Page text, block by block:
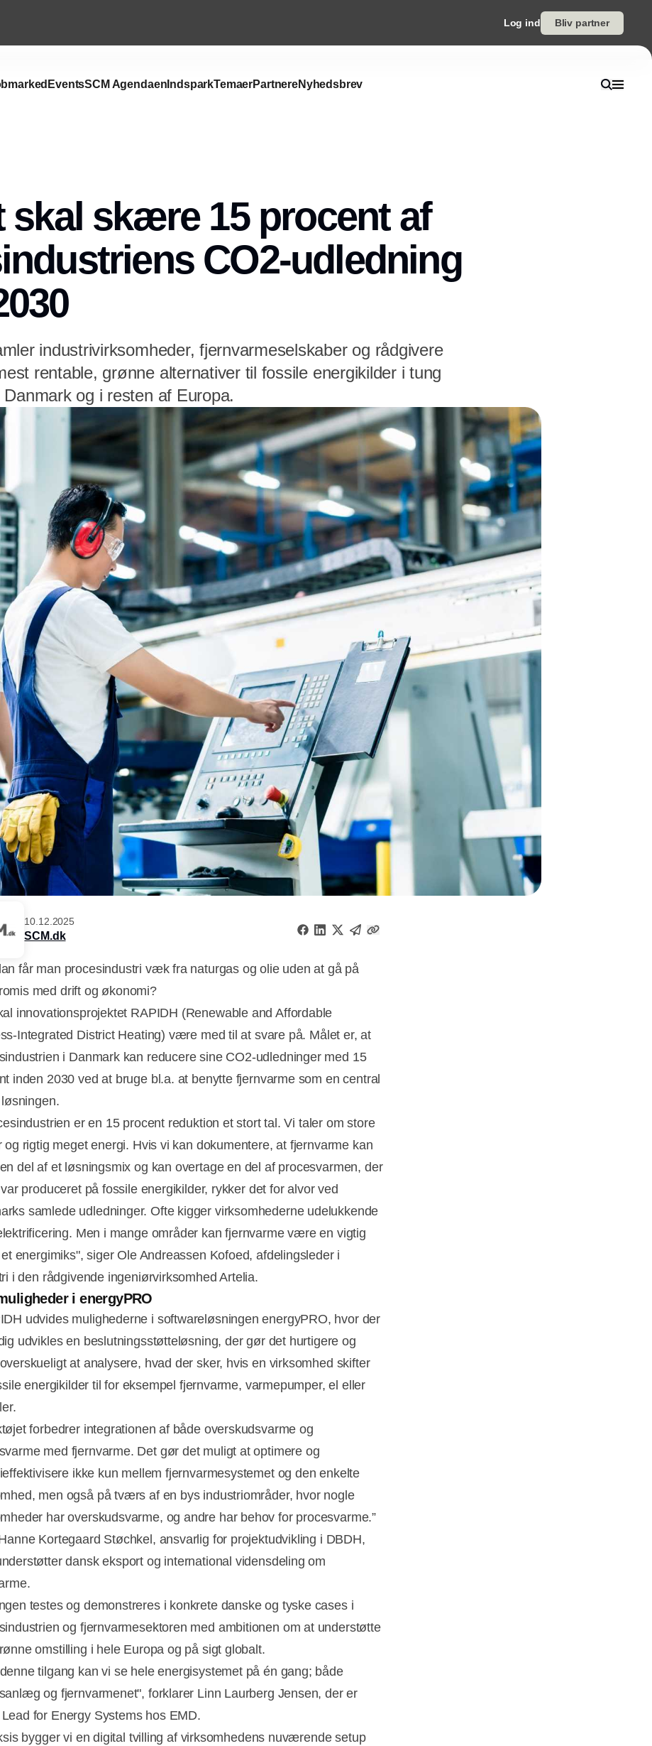
Log ind Bliv partner
EventsSCM Agendaen IndsparkTemaerPartnereNyhedsbrev
skal skære 15 procent af
CO2-udledning
industrivirksomheder, fjernvarmeselskaber og rådgivere
rentable, grønne alternativer til fossile energikilder i tung
og i resten af Europa.
10.12.2025
SCM.dk
får man procesindustri væk fra naturgas og olie uden at gå på
med drift og økonomi?
innovationsprojektet RAPIDH (Renewable and Affordable
Integrated District Heating) være med til at svare på. Målet er, at
i Danmark kan reducere sine CO2-udledninger med 15
inden 2030 ved at bruge bl.a. at benytte fjernvarme som en central
er en 15 procent reduktion et stort tal. Vi taler om store
og rigtig meget energi. Hvis vi kan dokumentere, at fjernvarme kan
del af et løsningsmix og kan overtage en del af procesvarmen, der
produceret på fossile energikilder, rykker det for alvor ved
samlede udledninger. Ofte kigger virksomhederne udelukkende
Men i mange områder kan fjernvarme være en vigtig
energimiks", siger Ole Andreassen Kofoed, afdelingsleder i
i den rådgivende ingeniørvirksomhed Artelia.
i energyPRO
udvides mulighederne i softwareløsningen energyPRO, hvor der
udvikles en beslutningsstøtteløsning, der gør det hurtigere og
at analysere, hvad der sker, hvis en virksomhed skifter
energikilder til for eksempel fjernvarme, varmepumper, el eller
forbedrer integrationen af både overskudsvarme og
med fjernvarme. Det gør det muligt at optimere og
ikke kun mellem fjernvarmesystemet og den enkelte
men også på tværs af en bys industriområder, hvor nogle
har overskudsvarme, og andre har behov for procesvarme.”
Kortegaard Støchkel, ansvarlig for projektudvikling i DBDH,
dansk eksport og international vidensdeling om
testes og demonstreres i konkrete danske og tyske cases i
og fjernvarmesektoren med ambitionen om at understøtte
omstilling i hele Europa og på sigt globalt.
tilgang kan vi se hele energisystemet på én gang; både
og fjernvarmenet", forklarer Linn Laurberg Jensen, der er
for Energy Systems hos EMD.
bygger vi en digital tvilling af virksomhedens nuværende setup